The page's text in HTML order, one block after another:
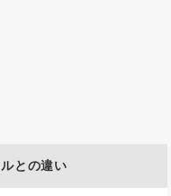
との違い